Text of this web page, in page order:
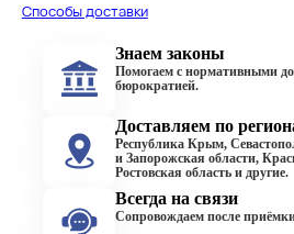
Способы доставки
Знаем законы
Помогаем с нормативными
бюрократией.
Доставляем по
Республика Крым,
и Запорожская области,
Ростовская область и другие.
Всегда на связи
Сопровождаем после